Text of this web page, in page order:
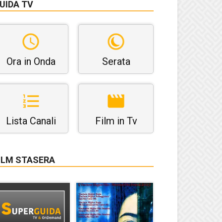
TV
Ora in Onda Serata
Lista Canali Film in Tv
STASERA